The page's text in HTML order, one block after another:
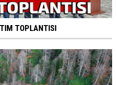
TOPLANTISI